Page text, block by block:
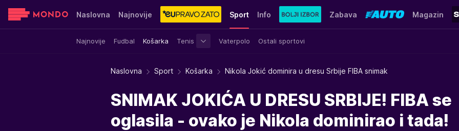
Naslovna Najnovije Sport
Najnovije Fudbal Košarka Tenis Vaterpolo Ostali sportovi
Info Zabava Magazin
Sensa Stvar ukusa Yumama
Naslovna Sport Košarka Nikola Jokić dominira u dresu Srbije FIBA snimak
SNIMAK JOKIĆA U DRESU SRBIJE! FIBA se
oglasila - ovako je Nikola dominirao i tada!